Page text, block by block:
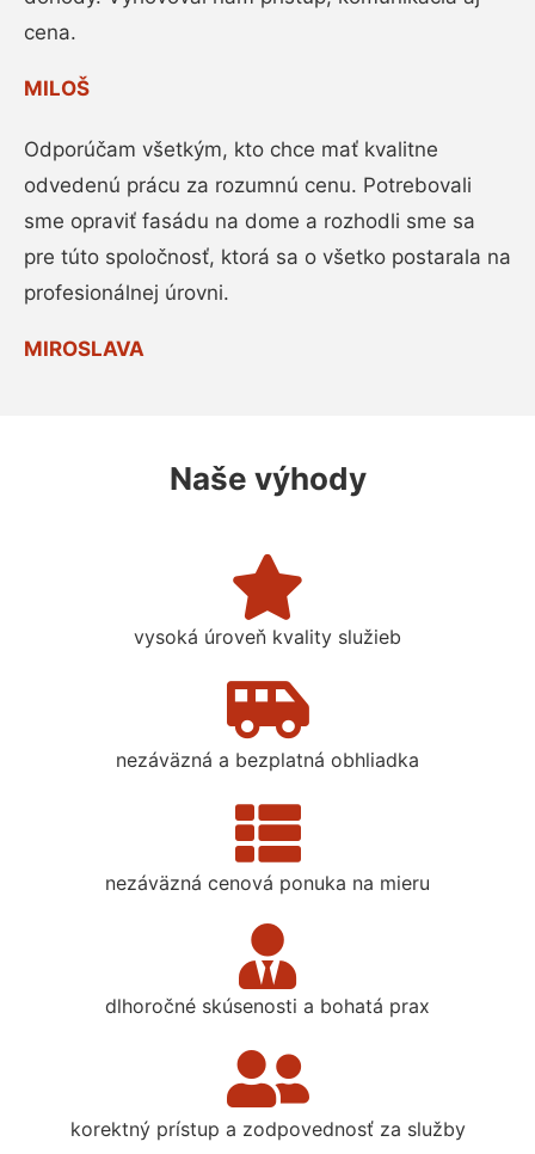
cena.
MILOŠ
Odporúčam všetkým, kto chce mať kvalitne
odvedenú prácu za rozumnú cenu. Potrebovali
sme opraviť fasádu na dome a rozhodli sme sa
pre túto spoločnosť, ktorá sa o všetko postarala na
profesionálnej úrovni.
MIROSLAVA
Naše výhody
vysoká úroveň kvality služieb
nezáväzná a bezplatná obhliadka
nezáväzná cenová ponuka na mieru
dlhoročné skúsenosti a bohatá prax
korektný prístup a zodpovednosť za služby